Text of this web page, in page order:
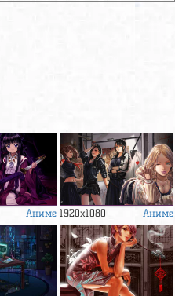
Аниме 1920x1080 Аниме